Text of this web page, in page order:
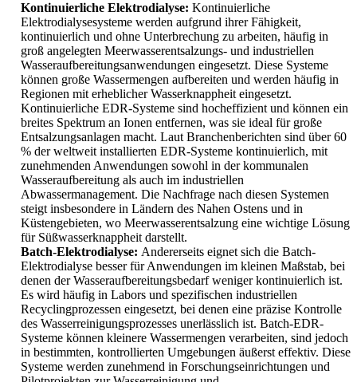
Kontinuierliche Elektrodialyse: Kontinuierliche
Elektrodialysesysteme werden aufgrund ihrer Fähigkeit,
kontinuierlich und ohne Unterbrechung zu arbeiten, häufig in
groß angelegten Meerwasserentsalzungs- und industriellen
Wasseraufbereitungsanwendungen eingesetzt. Diese Systeme
können große Wassermengen aufbereiten und werden häufig in
Regionen mit erheblicher Wasserknappheit eingesetzt.
Kontinuierliche EDR-Systeme sind hocheffizient und können ein
breites Spektrum an Ionen entfernen, was sie ideal für große
Entsalzungsanlagen macht. Laut Branchenberichten sind über 60
% der weltweit installierten EDR-Systeme kontinuierlich, mit
zunehmenden Anwendungen sowohl in der kommunalen
Wasseraufbereitung als auch im industriellen
Abwassermanagement. Die Nachfrage nach diesen Systemen
steigt insbesondere in Ländern des Nahen Ostens und in
Küstengebieten, wo Meerwasserentsalzung eine wichtige Lösung
für Süßwasserknappheit darstellt.
Batch-Elektrodialyse: Andererseits eignet sich die Batch-
Elektrodialyse besser für Anwendungen im kleinen Maßstab, bei
denen der Wasseraufbereitungsbedarf weniger kontinuierlich ist.
Es wird häufig in Labors und spezifischen industriellen
Recyclingprozessen eingesetzt, bei denen eine präzise Kontrolle
des Wasserreinigungsprozesses unerlässlich ist. Batch-EDR-
Systeme können kleinere Wassermengen verarbeiten, sind jedoch
in bestimmten, kontrollierten Umgebungen äußerst effektiv. Diese
Systeme werden zunehmend in Forschungseinrichtungen und